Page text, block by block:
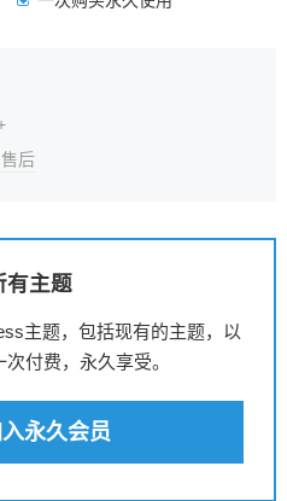
后
有主题
主题，包括现有的主题，以
付费，永久享受。
永久会员